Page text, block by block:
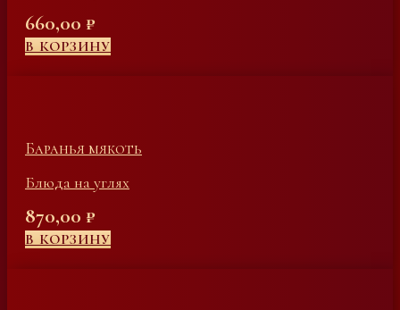
660,00 ₽
В КОРЗИНУ
Баранья мякоть
Блюда на углях
870,00 ₽
В КОРЗИНУ